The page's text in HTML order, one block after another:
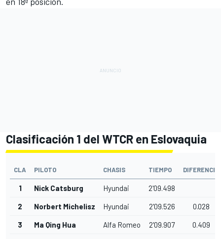
Clasificación 1 del WTCR en Eslovaquia
CLA PILOTO CHASIS TIEMPO DIFERENCIA
1 Nick Catsburg Hyundai 2'09.498
2 Norbert Michelisz Hyundai 2'09.526 0.028
3 Ma Qing Hua Alfa Romeo 2'09.907 0.409